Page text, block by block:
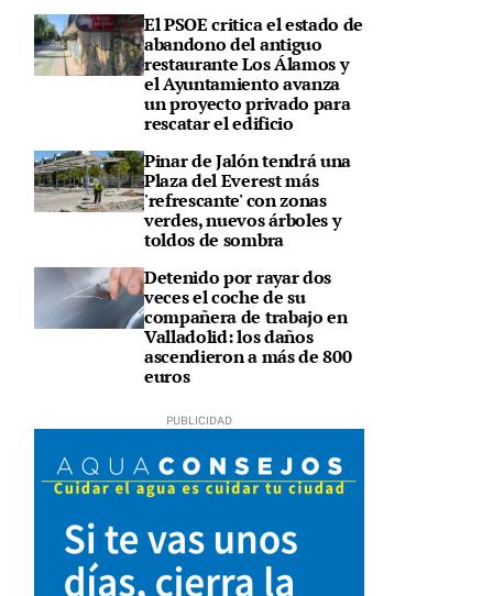
El PSOE critica el estado de
abandono del antiguo
restaurante Los Álamos y
el Ayuntamiento avanza
un proyecto privado para
rescatar el edificio
Pinar de Jalón tendrá una
Plaza del Everest más
'refrescante' con zonas
verdes, nuevos árboles y
toldos de sombra
Detenido por rayar dos
veces el coche de su
compañera de trabajo en
Valladolid: los daños
ascendieron a más de 800
euros